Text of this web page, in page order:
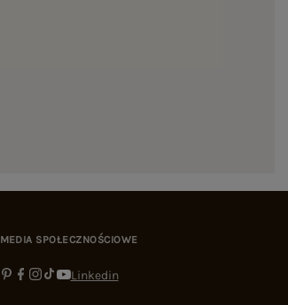
MEDIA SPOŁECZNOŚCIOWE
Linkedin